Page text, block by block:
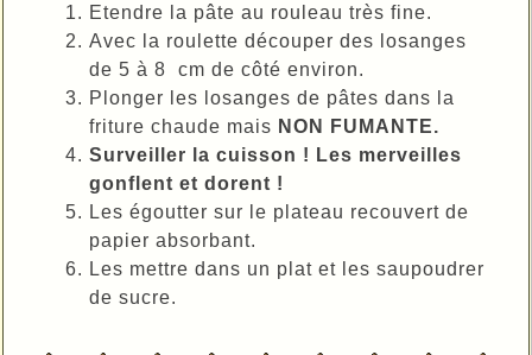
Etendre la pâte au rouleau très fine.
Avec la roulette découper des losanges
de 5 à 8 cm de côté environ.
Plonger les losanges de pâtes dans la
friture chaude mais NON FUMANTE.
Surveiller la cuisson ! Les merveilles
gonflent et dorent !
Les égoutter sur le plateau recouvert de
papier absorbant.
Les mettre dans un plat et les saupoudrer
de sucre.